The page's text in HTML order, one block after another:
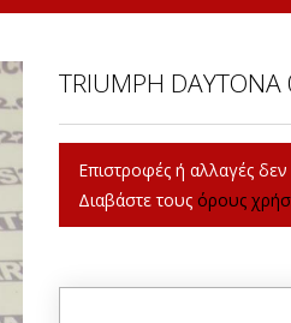
TRIUMPH
Επιστροφές ή αλλαγές δεν
Διαβάστε τους όρους